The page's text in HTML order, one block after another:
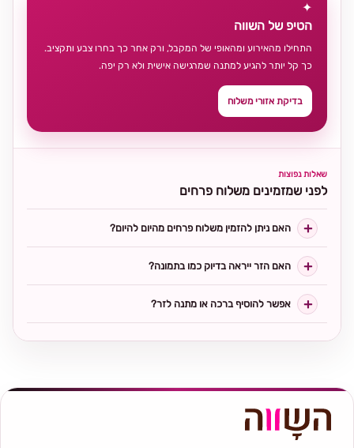
✦
הטיפ של השווה
התחילו מהאירוע ומהאופי של המקבל, ורק אחר כך בחרו צבע ותקציב.
כך קל יותר להגיע למתנה שמרגישה אישית ולא רק יפה.
בדיקת אזורי משלוח
שאלות נפוצות
לפני שמזמינים משלוח פרחים
האם ניתן להזמין משלוח פרחים מהיום להיום?
האם הזר ייראה בדיוק כמו בתמונה?
אפשר להוסיף ברכה או מתנה לזר?